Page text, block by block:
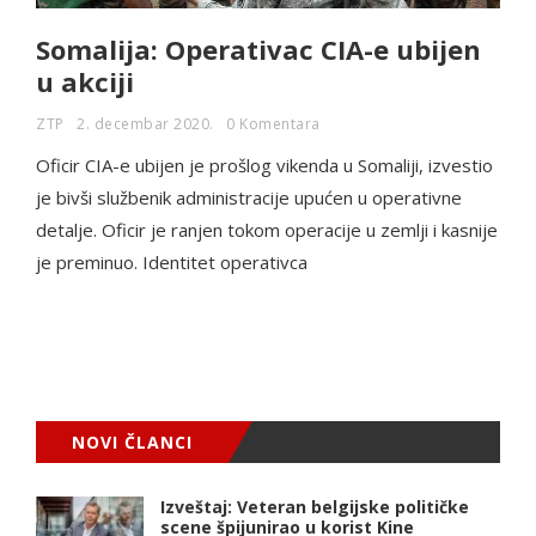
Somalija: Operativac CIA-e ubijen
u akciji
ZTP 2. decembar 2020. 0 Komentara
Oficir CIA-e ubijen je prošlog vikenda u Somaliji, izvestio
je bivši službenik administracije upućen u operativne
detalje. Oficir je ranjen tokom operacije u zemlji i kasnije
je preminuo. Identitet operativca
NOVI ČLANCI
Izveštaj: Veteran belgijske političke
scene špijunirao u korist Kine